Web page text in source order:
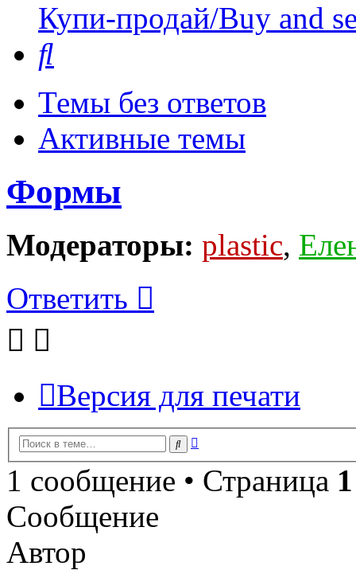
Купи-продай/Buy and
Темы без ответов
Активные темы
Формы
Модераторы: plastic,
Ответить
Версия для печати
Поиск
1 сообщение • Страница 1
Сообщение
Автор